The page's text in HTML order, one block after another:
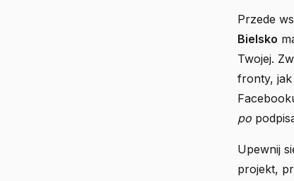
Przede
Bielsko
Twojej.
fronty, jak
po
Upewnij
projekt,